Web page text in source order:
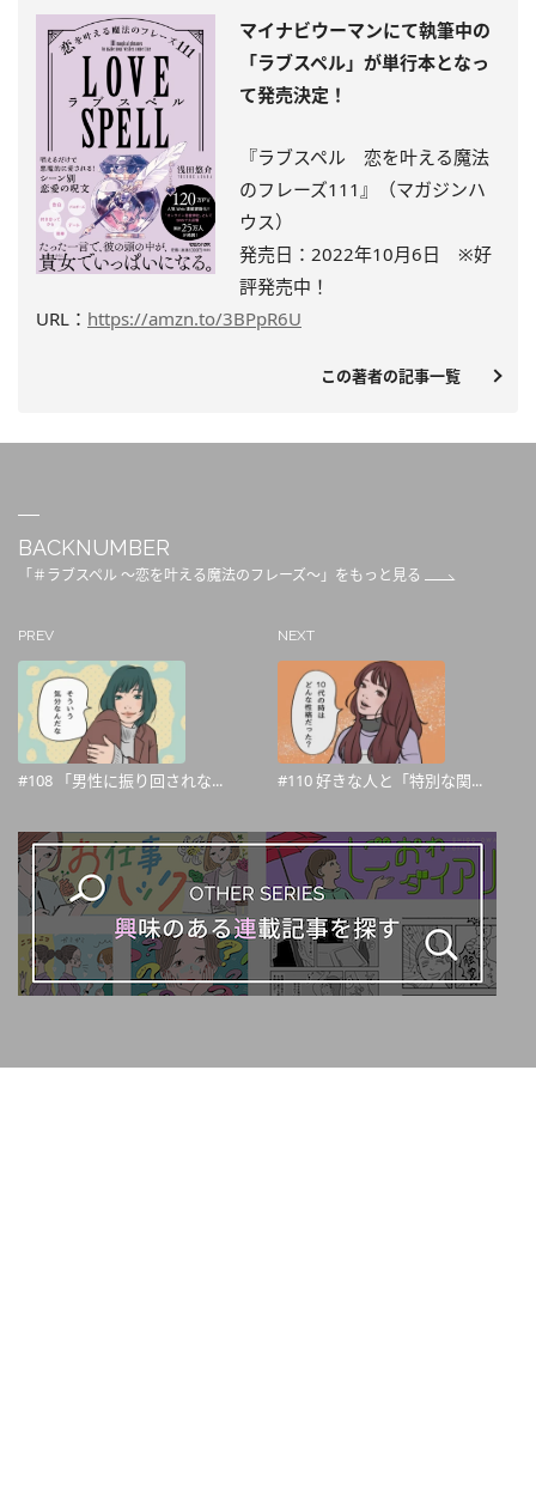
マイナビウーマンにて執筆中の
「ラブスペル」が単行本となっ
て発売決定！
『ラブスペル 恋を叶える魔法
のフレーズ111』（マガジンハ
ウス）
発売日：2022年10月6日 ※好
評発売中 ！
URL： https://amzn.to/3BPpR6U
この著者の記事一覧
BACKNUMBER
「＃ラブスペル ～恋を叶える魔法のフレーズ～」をもっと見る
PREV
#108 「男性に振り回されな...
NEXT
#110 好きな人と「特別な関...